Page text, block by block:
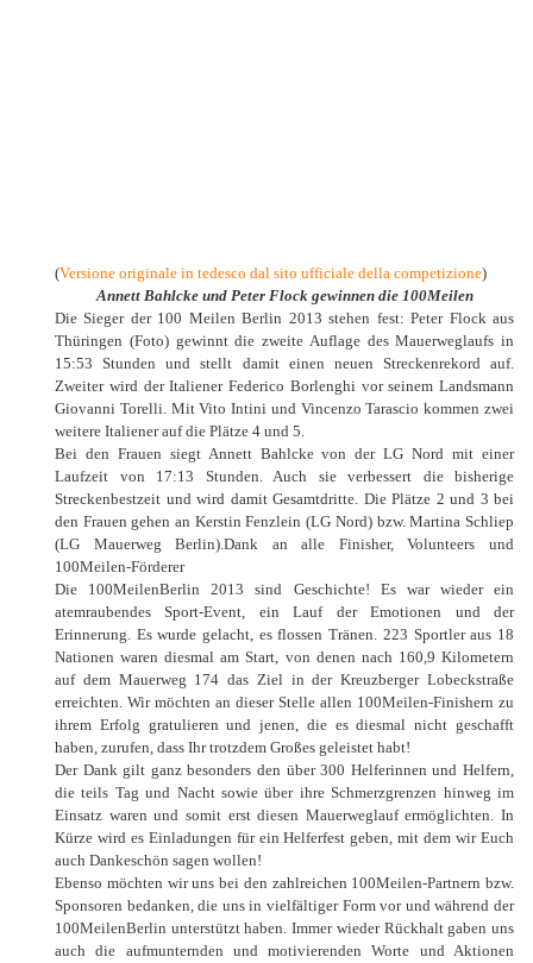
(Versione originale in tedesco dal sito ufficiale della competizione)
Annett Bahlcke und Peter Flock gewinnen die 100Meilen
Die Sieger der 100 Meilen Berlin 2013 stehen fest: Peter Flock aus
Thüringen (Foto) gewinnt die zweite Auflage des Mauerweglaufs in
15:53 Stunden und stellt damit einen neuen Streckenrekord auf.
Zweiter wird der Italiener Federico Borlenghi vor seinem Landsmann
Giovanni Torelli. Mit Vito Intini und Vincenzo Tarascio kommen zwei
weitere Italiener auf die Plätze 4 und 5.
Bei den Frauen siegt Annett Bahlcke von der LG Nord mit einer
Laufzeit von 17:13 Stunden. Auch sie verbessert die bisherige
Streckenbestzeit und wird damit Gesamtdritte. Die Plätze 2 und 3 bei
den Frauen gehen an Kerstin Fenzlein (LG Nord) bzw. Martina Schliep
(LG Mauerweg Berlin).Dank an alle Finisher, Volunteers und
100Meilen-Förderer
Die 100MeilenBerlin 2013 sind Geschichte! Es war wieder ein
atemraubendes Sport-Event, ein Lauf der Emotionen und der
Erinnerung. Es wurde gelacht, es flossen Tränen. 223 Sportler aus 18
Nationen waren diesmal am Start, von denen nach 160,9 Kilometern
auf dem Mauerweg 174 das Ziel in der Kreuzberger Lobeckstraße
erreichten. Wir möchten an dieser Stelle allen 100Meilen-Finishern zu
ihrem Erfolg gratulieren und jenen, die es diesmal nicht geschafft
haben, zurufen, dass Ihr trotzdem Großes geleistet habt!
Der Dank gilt ganz besonders den über 300 Helferinnen und Helfern,
die teils Tag und Nacht sowie über ihre Schmerzgrenzen hinweg im
Einsatz waren und somit erst diesen Mauerweglauf ermöglichten. In
Kürze wird es Einladungen für ein Helferfest geben, mit dem wir Euch
auch Dankeschön sagen wollen!
Ebenso möchten wir uns bei den zahlreichen 100Meilen-Partnern bzw.
Sponsoren bedanken, die uns in vielfältiger Form vor und während der
100MeilenBerlin unterstützt haben. Immer wieder Rückhalt gaben uns
auch die aufmunternden und motivierenden Worte und Aktionen